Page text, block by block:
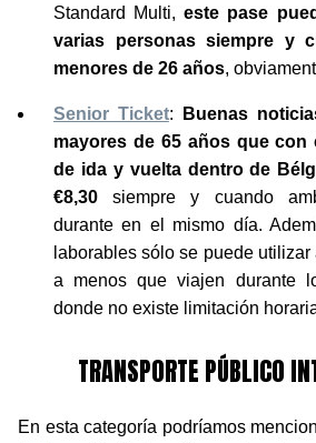
Standard Multi,este pase
varias personas siempre y
menores de 26 años,
Senior Ticket:
Buenas
mayores de 65 años que con
de ida y vuelta dentro de
€8,30 siempre y cuando
durante en el mismo día.
laborables sólo se puede
a menos que viajen durante
donde no existe limitación
TRANSPORTE PÚBLICO
En esta categoría podríamos